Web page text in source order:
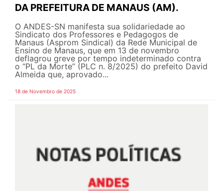
DA PREFEITURA DE MANAUS (AM).
O ANDES-SN manifesta sua solidariedade ao
Sindicato dos Professores e Pedagogos de
Manaus (Asprom Sindical) da Rede Municipal de
Ensino de Manaus, que em 13 de novembro
deflagrou greve por tempo indeterminado contra
o “PL da Morte” (PLC n. 8/2025) do prefeito David
Almeida que, aprovado...
18 de Novembro de 2025